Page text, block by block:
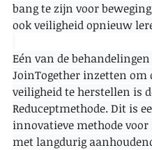
bang te zijn voor
ook veiligheid opnieuw
Eén van de
JoinTogether inzetten om
veiligheid te herstellen is
Reduceptmethode. Dit is
innovatieve methode
met langdurig